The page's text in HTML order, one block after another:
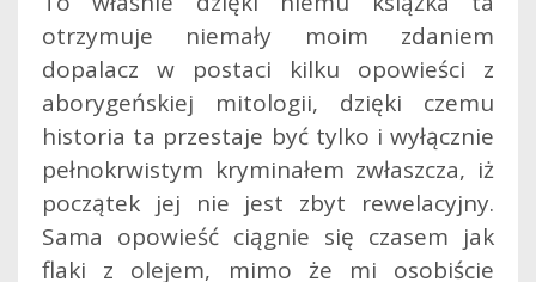
otrzymuje niemały moim zdaniem
dopalacz w postaci kilku opowieści z
aborygeńskiej mitologii, dzięki czemu
historia ta przestaje być tylko i wyłącznie
pełnokrwistym kryminałem zwłaszcza, iż
początek jej nie jest zbyt rewelacyjny.
Sama opowieść ciągnie się czasem jak
flaki z olejem, mimo że mi osobiście